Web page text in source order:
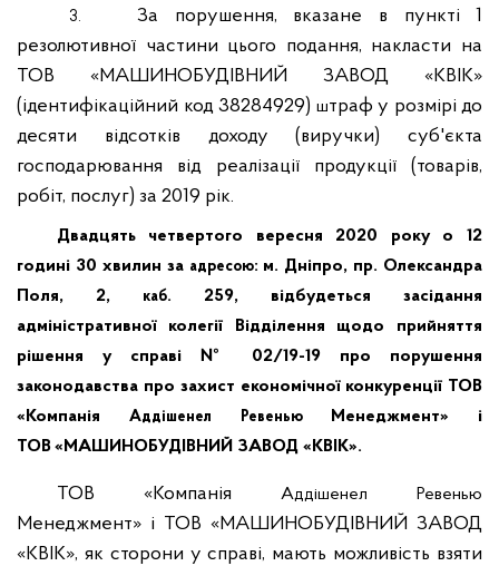
3.
За порушення, вказане в пункті 1
резолютивної частини цього подання, накласти на
ТОВ «МАШИНОБУДІВНИЙ ЗАВОД «КВІК»
(ідентифікаційний код 38284929) штраф у розмірі до
десяти відсотків доходу (виручки) суб'єкта
господарювання від реалізації продукції (товарів,
робіт, послуг) за 2019 рік.
Двадцять четвертого вересня 2020 року о 12
годині 30 хвилин за адресою: м. Дніпро, пр. Олександра
Поля, 2, каб. 259, відбудеться засідання
адміністративної колегії Відділення щодо прийняття
рішення у справі № 02/19-19 про порушення
законодавства про захист економічної конкуренції ТОВ
«Компанія Аддішенел РевеньюМенеджмент» і
ТОВ«МАШИНОБУДІВНИЙ ЗАВОД «КВІК».
ТОВ «Компанія Аддішенел Ревенью
Менеджмент» і ТОВ «МАШИНОБУДІВНИЙ ЗАВОД
«КВІК», як сторони у справі, мають можливість взяти